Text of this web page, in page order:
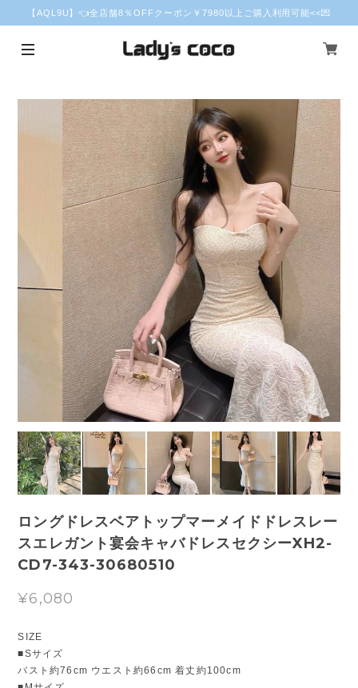
【AQL9U】👈全店舗8％OFFクーポン￥7980以上ご購入利用可能<<💌
ロングドレスベアトップマーメイドドレスレー
スエレガント宴会キャバドレスセクシーXH2-
CD7-343-30680510
¥6,080
SIZE
■Sサイズ
バスト約76cm ウエスト約66cm 着丈約100cm